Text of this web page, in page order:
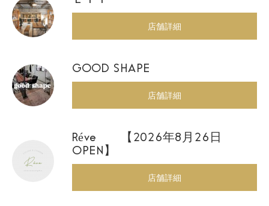
店舗詳細
GOOD SHAPE
店舗詳細
Réve 【2026年8月26日
OPEN】
店舗詳細